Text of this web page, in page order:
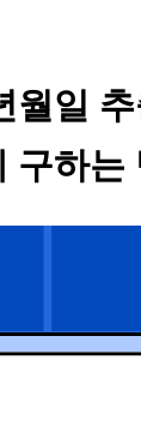
월일
구하는